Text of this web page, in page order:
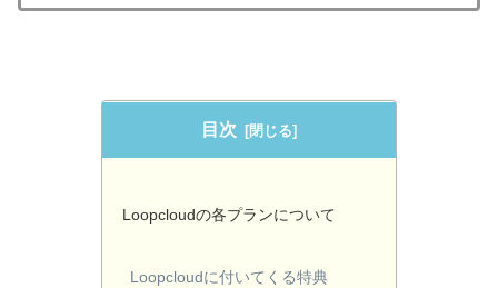
目次
Loopcloudの各プランについて
Loopcloudに付いてくる特典